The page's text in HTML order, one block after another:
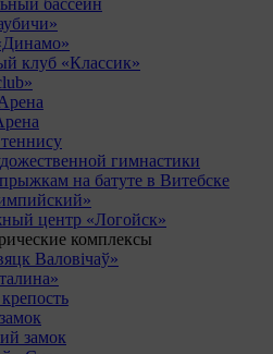
бассейн
клуб «Классик»
гимнастики
на батуте в Витебске
центр «Логойск»
комплексы
Валовічаў»
замок